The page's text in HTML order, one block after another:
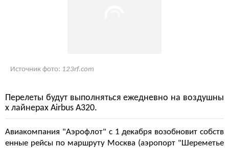
Источник фото: 123rf.com
Перелеты будут выполняться ежедневно на воздушны
х лайнерах Airbus A320.
Авиакомпания "Аэрофлот" с 1 декабря возобновит собств
енные рейсы по маршруту Москва (аэропорт "Шереметье